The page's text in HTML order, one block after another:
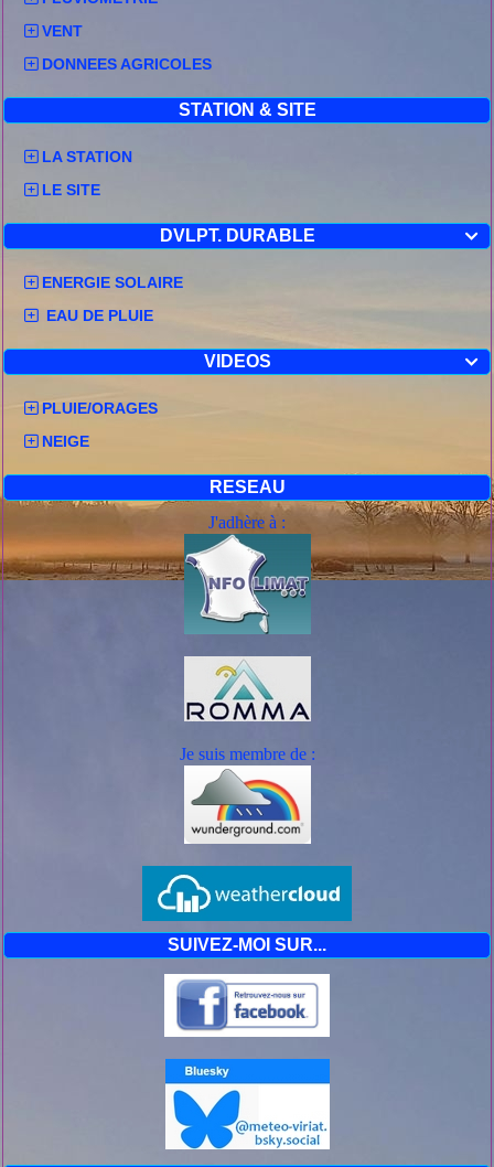
VENT
DONNEES AGRICOLES
STATION & SITE
LA STATION
LE SITE

DVLPT. DURABLE
ENERGIE SOLAIRE
EAU DE PLUIE

VIDEOS
PLUIE/ORAGES
NEIGE
RESEAU
J'adhère à :
Je suis membre de :
SUIVEZ-MOI SUR...